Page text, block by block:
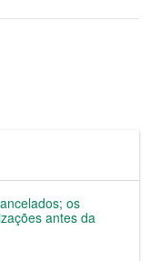
os
antes da